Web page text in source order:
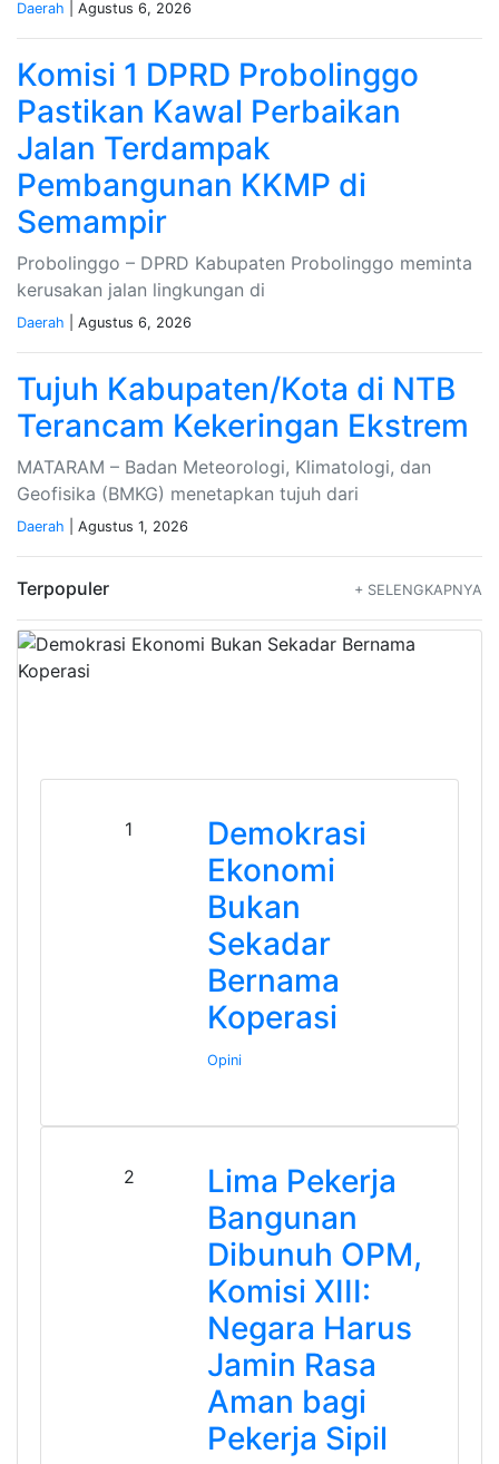
Daerah | Agustus 6, 2026
Komisi 1 DPRD Probolinggo
Pastikan Kawal Perbaikan
Jalan Terdampak
Pembangunan KKMP di
Semampir
Probolinggo – DPRD Kabupaten Probolinggo meminta
kerusakan jalan lingkungan di
Daerah | Agustus 6, 2026
Tujuh Kabupaten/Kota di NTB
Terancam Kekeringan Ekstrem
MATARAM – Badan Meteorologi, Klimatologi, dan
Geofisika (BMKG) menetapkan tujuh dari
Daerah | Agustus 1, 2026
Terpopuler + SELENGKAPNYA
1
Demokrasi
Ekonomi
Bukan
Sekadar
Bernama
Koperasi
Opini
2
Lima Pekerja
Bangunan
Dibunuh OPM,
Komisi XIII:
Negara Harus
Jamin Rasa
Aman bagi
Pekerja Sipil